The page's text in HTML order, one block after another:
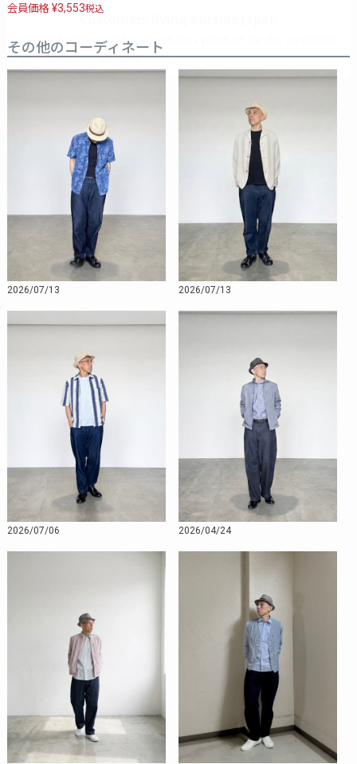
会員価格 ¥3,553税込
その他のコーディネート
2026/07/13 2026/07/13
2026/07/06 2026/04/24